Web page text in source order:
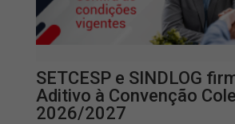
SETCESP e SINDLOG
Aditivo à Convenção
2026/2027